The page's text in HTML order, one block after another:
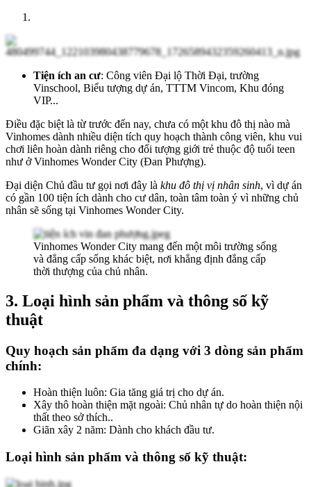
Tiện ích an cư: Công viên Đại lộ Thời Đại, trường
Vinschool, Biểu tượng dự án, TTTM Vincom, Khu đóng
VIP...
Điều đặc biệt là từ trước đến nay, chưa có một khu đô thị nào mà
Vinhomes dành nhiều diện tích quy hoạch thành công viên, khu vui
chơi liên hoàn dành riêng cho đối tượng giới trẻ thuộc độ tuổi teen
như ở Vinhomes Wonder City (Đan Phượng).
Đại diện Chủ đầu tư gọi nơi đây là khu đô thị vị nhân sinh, vì dự án
có gần 100 tiện ích dành cho cư dân, toàn tâm toàn ý vì những chủ
nhân sẽ sống tại Vinhomes Wonder City.
Vinhomes Wonder City mang đến một môi trường sống
và đẳng cấp sống khác biệt, nơi khẳng định đẳng cấp
thời thượng của chủ nhân.
3. Loại hình sản phẩm và thông số kỹ
thuật
Quy hoạch sản phẩm đa dạng với 3 dòng sản phẩm
chính:
Hoàn thiện luôn: Gia tăng giá trị cho dự án.
Xây thô hoàn thiện mặt ngoài: Chủ nhân tự do hoàn thiện nội
thất theo sở thích..
Giãn xây 2 năm: Dành cho khách đầu tư.
Loại hình sản phẩm và thông số kỹ thuật: